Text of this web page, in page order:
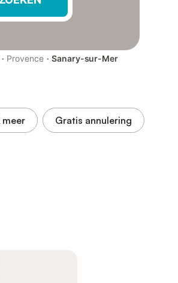
· Provence · Sanary-sur-Mer
meer Gratis annulering